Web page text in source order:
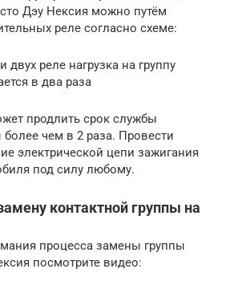
Дэу Нексия можно путём
реле согласно схеме:
реле нагрузка на группу
в два раза
продлить срок службы
более чем в 2 раза. Провести
электрической цепи зажигания
под силу любому.
контактной группы на
процесса замены группы
посмотрите видео: